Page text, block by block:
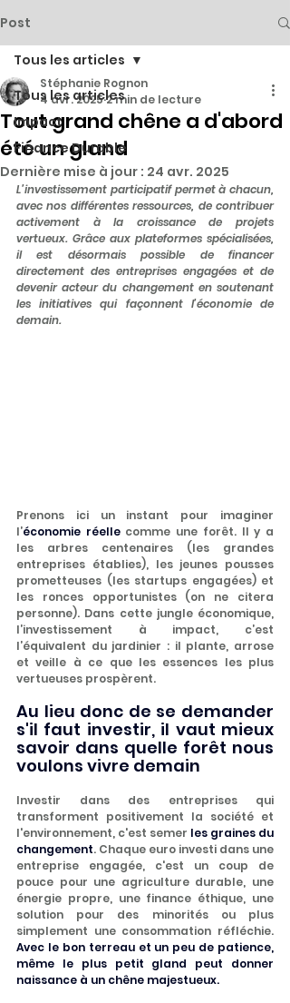
Post
Tous les articles
Impact
Finance Durable
Tous les articles
Tout grand chêne a d'abord
été un gland
Stéphanie Rognon
4 avr. 20252 min de lecture
Dernière mise à jour : 24 avr. 2025
L’investissement participatif permet à chacun,
avec nos différentes ressources, de contribuer
activement à la croissance de projets
vertueux. Grâce aux plateformes spécialisées,
il est désormais possible de financer
directement des entreprises engagées et de
devenir acteur du changement en soutenant
les initiatives qui façonnent l’économie de
demain.
Prenons ici un instant pour imaginer
l’économie réelle comme une forêt. Il y a
les arbres centenaires (les grandes
entreprises établies), les jeunes pousses
prometteuses (les startups engagées) et
les ronces opportunistes (on ne citera
personne). Dans cette jungle économique,
l’investissement à impact, c’est
l’équivalent du jardinier : il plante, arrose
et veille à ce que les essences les plus
vertueuses prospèrent.
Au lieu donc de se demander
s'il faut investir, il vaut mieux
savoir dans quelle forêt nous
voulons vivre demain
Investir dans des entreprises qui
transforment positivement la société et
l'environnement, c'est semer les graines du
changement. Chaque euro investi dans une
entreprise engagée, c'est un coup de
pouce pour une agriculture durable, une
énergie propre, une finance éthique, une
solution pour des minorités ou plus
Avec le bon terreau et un peu de patience,
même le plus petit gland peut donner
naissance à un chêne majestueux.